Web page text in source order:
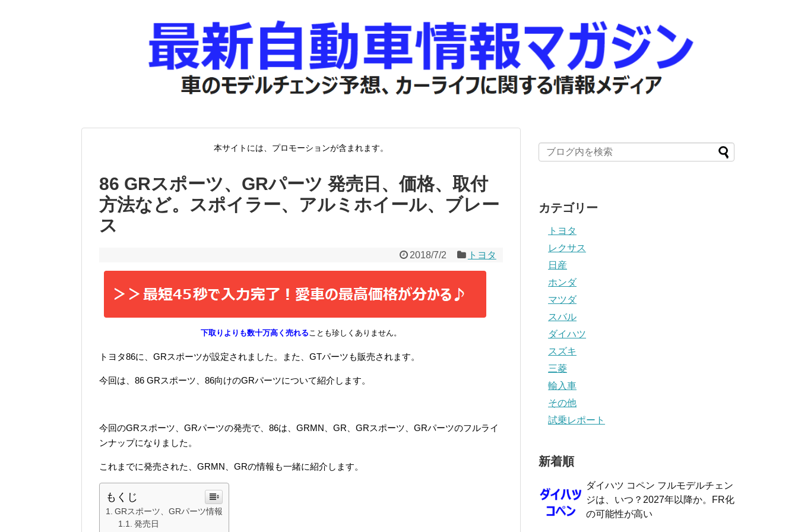
本サイトには、プロモーションが含まれます。
86 GRスポーツ、GRパーツ 発売日、価格、取付
方法など。スポイラー、アルミホイール、ブレー
ス
2018/7/2 トヨタ
下取りよりも数十万高く売れることも珍しくありません。
トヨタ86に、GRスポーツが設定されました。また、GTパーツも販売されます。
今回は、86 GRスポーツ、86向けのGRパーツについて紹介します。
今回のGRスポーツ、GRパーツの発売で、86は、GRMN、GR、GRスポーツ、GRパーツのフルライ
ンナップになりました。
これまでに発売された、GRMN、GRの情報も一緒に紹介します。
もくじ
GRスポーツ、GRパーツ情報
発売日
カテゴリー
トヨタ
レクサス
日産
ホンダ
マツダ
スバル
ダイハツ
スズキ
三菱
輸入車
その他
試乗レポート
新着順
ダイハツ コペン フルモデルチェン
ジは、いつ？2027年以降か。FR化
の可能性が高い